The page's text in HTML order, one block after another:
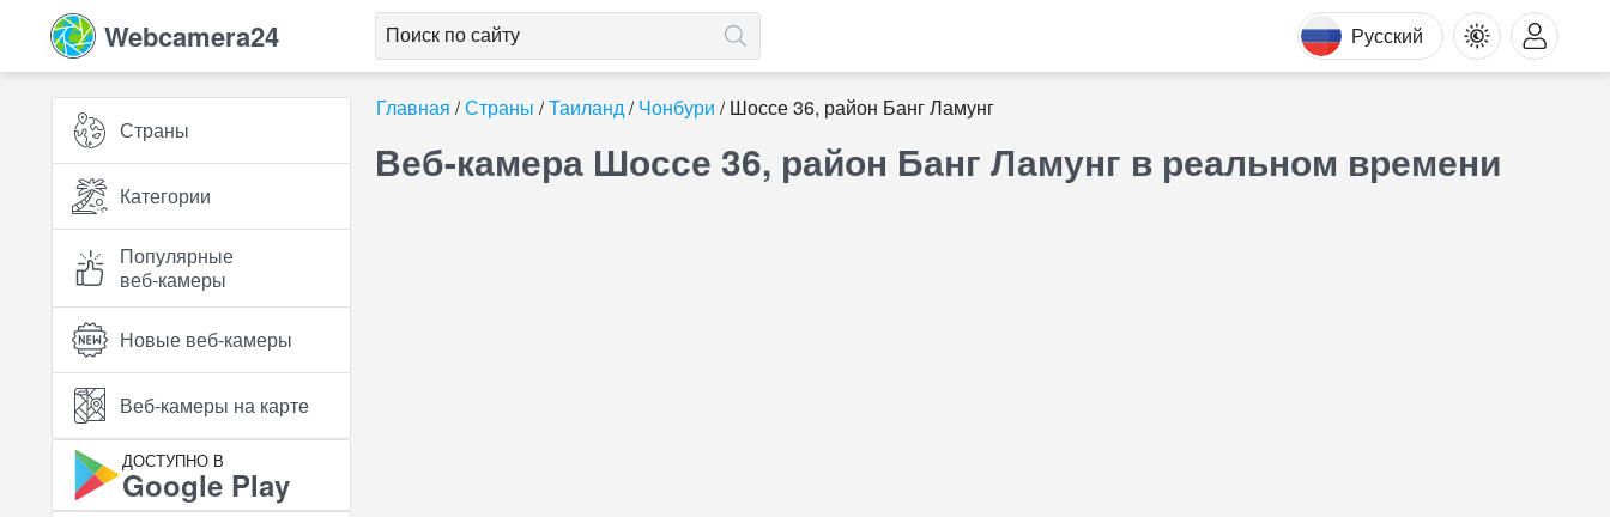
Webcamera24 Русский
Страны
Категории
Популярные
веб‑камеры
Новые веб‑камеры
Веб‑камеры на карте
ДОСТУПНО В
Google Play
Главная Страны Таиланд Чонбури Шоссе 36, район Банг Ламунг
Веб-камера Шоссе 36, район Банг Ламунг в реальном времени